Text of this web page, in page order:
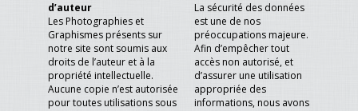
d’auteur
Les Photographies et
Graphismes présents sur
notre site sont soumis aux
droits de l’auteur et à la
propriété intellectuelle.
Aucune copie n’est autorisée
pour toutes utilisations sous
La sécurité des données
est une de nos
préoccupations majeure.
Afin d’empêcher tout
accès non autorisé, et
d’assurer une utilisation
appropriée des
informations, nous avons